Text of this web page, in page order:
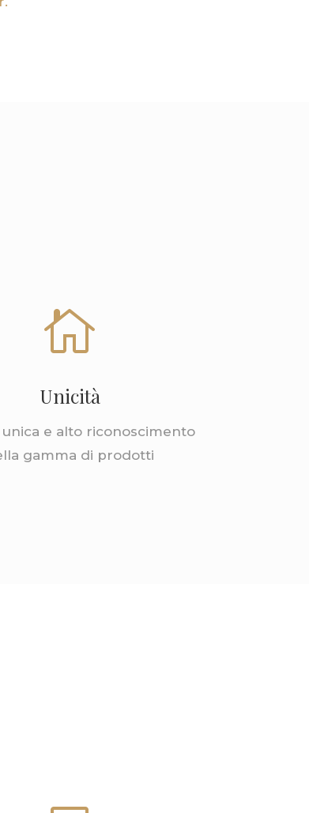

Unicità
e alto riconoscimento
gamma di prodotti